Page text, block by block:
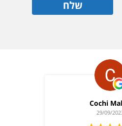
Cochi Malka
29/09/2023